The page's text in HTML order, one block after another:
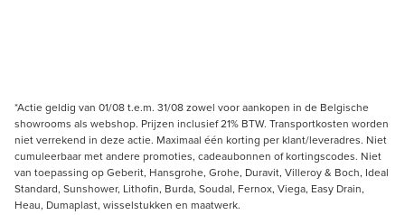
*Actie geldig van 01/08 t.e.m. 31/08 zowel voor aankopen in de Belgische
showrooms als webshop. Prijzen inclusief 21% BTW. Transportkosten worden
niet verrekend in deze actie. Maximaal één korting per klant/leveradres. Niet
cumuleerbaar met andere promoties, cadeaubonnen of kortingscodes. Niet
van toepassing op Geberit, Hansgrohe, Grohe, Duravit, Villeroy & Boch, Ideal
Standard, Sunshower, Lithofin, Burda, Soudal, Fernox, Viega, Easy Drain,
Heau, Dumaplast, wisselstukken en maatwerk.